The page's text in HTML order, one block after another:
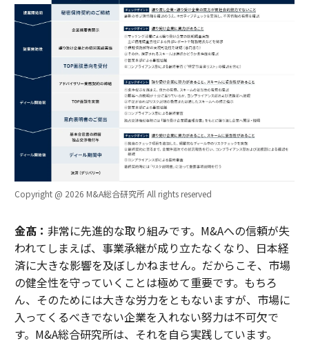
Copyright @ 2026 M&A総合研究所 All rights reserved
金髙： 非常に先進的な取り組みです。M&Aへの信頼が失
われてしまえば、事業承継が成り立たなくなり、日本経
済に大きな影響を及ぼしかねません。だからこそ、市場
の健全性を守っていくことは極めて重要です。もちろ
ん、そのためには大きな労力をともないますが、市場に
入ってくるべきでない企業を入れない努力は不可欠で
す。M&A総合研究所は、それを自ら実践しています。